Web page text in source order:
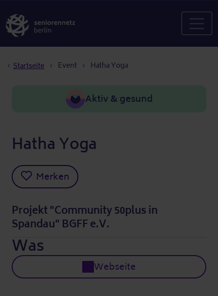
Startseite Event Hatha Yoga
Aktiv & gesund
Hatha Yoga
Merken
Projekt "Community 50plus in
Spandau" BGFF e.V.
Was
Webseite